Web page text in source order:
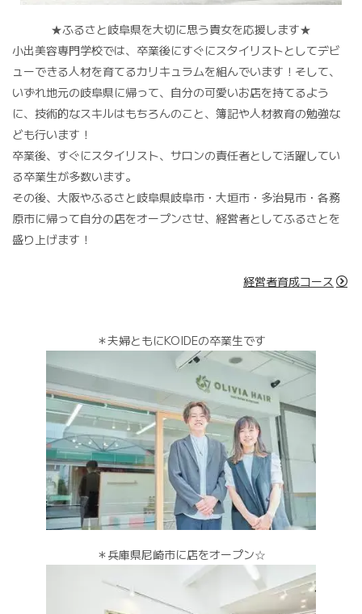
★ふるさと岐阜県を大切に思う貴女を応援します★
小出美容専門学校では、卒業後にすぐにスタイリストとしてデビ
ューできる人材を育てるカリキュラムを組んでいます！そして、
いずれ地元の岐阜県に帰って、自分の可愛いお店を持てるよう
に、技術的なスキルはもちろんのこと、簿記や人材教育の勉強な
ども行います！
卒業後、すぐにスタイリスト、サロンの責任者として活躍してい
る卒業生が多数います。
その後、大阪やふるさと岐阜県岐阜市・大垣市・多治見市・各務
原市に帰って自分の店をオープンさせ、経営者としてふるさとを
盛り上げます！
経営者育成コース
＊夫婦ともにKOIDEの卒業生です
＊兵庫県尼崎市に店をオープン☆